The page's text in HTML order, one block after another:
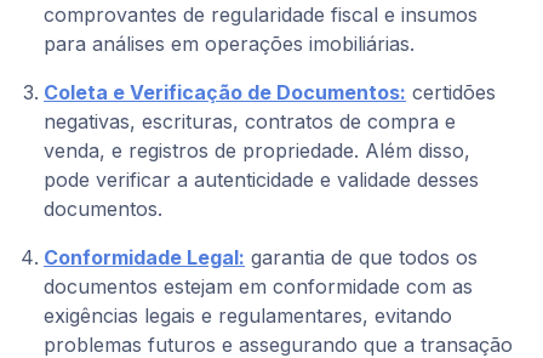
comprovantes de regularidade fiscal e insumos
para análises em operações imobiliárias.
Coleta e Verificação de Documentos: certidões
negativas, escrituras, contratos de compra e
venda, e registros de propriedade. Além disso,
pode verificar a autenticidade e validade desses
documentos.
Conformidade Legal: garantia de que todos os
documentos estejam em conformidade com as
exigências legais e regulamentares, evitando
problemas futuros e assegurando que a transação